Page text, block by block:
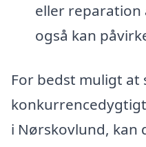
eller reparation
også kan
For bedst muligt at
i Nørskovlund,